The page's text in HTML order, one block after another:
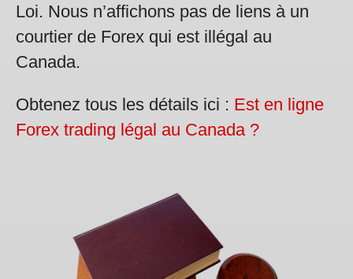
Loi. Nous n’affichons pas de liens à un
courtier de Forex qui est illégal au
Canada.
Obtenez tous les détails ici : Est en ligne
Forex trading légal au Canada ?